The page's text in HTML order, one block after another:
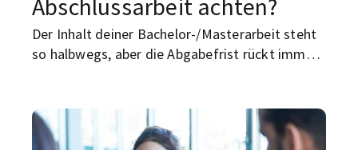
Der Inhalt deiner Bachelor-/Masterarbeit steht
so halbwegs, aber die Abgabefrist rückt immer